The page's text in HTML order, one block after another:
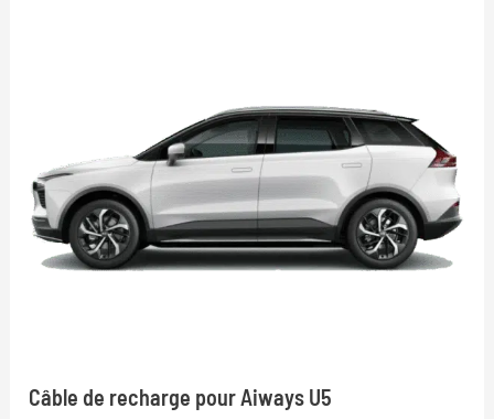
Câble de recharge pour Aiways U5